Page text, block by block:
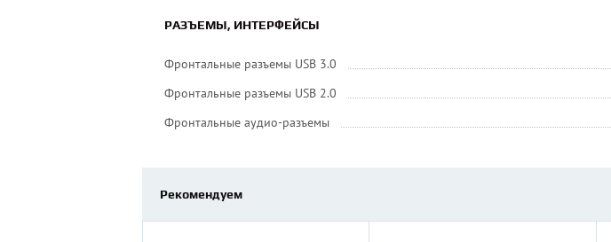
РАЗЪЕМЫ, ИНТЕРФЕЙСЫ
Фронтальные разъемы USB 3.0
Фронтальные разъемы USB 2.0
Фронтальные аудио-разъемы
Рекомендуем